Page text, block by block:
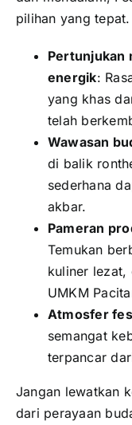
pilihan yang
Pertunjukan
energik:
yang khas
telah
Wawasan
di balik
sederhana
akbar.
Pameran
Temukan
kuliner
UMKM
Atmosfer
semangat
terpancar
Jangan lewatkan
dari perayaan